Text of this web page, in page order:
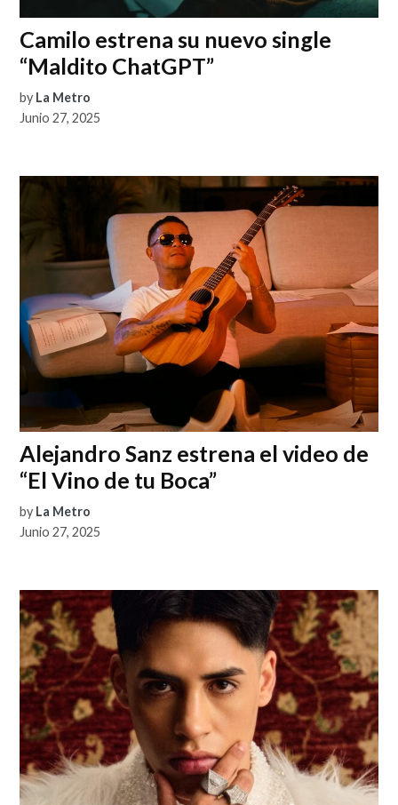
Camilo estrena su nuevo single
“Maldito ChatGPT”
by La Metro
Junio 27, 2025
Alejandro Sanz estrena el video de
“El Vino de tu Boca”
by La Metro
Junio 27, 2025